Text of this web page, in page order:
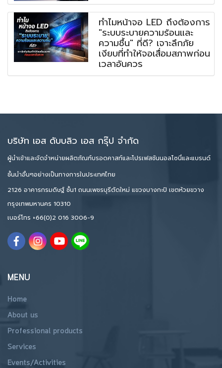
ทำไมหน้าจอ LED ถึงต้องการ
"ระบบระบายความร้อนและ
ความชื้น" ที่ดี? เจาะลึกภัย
เงียบที่ทำให้จอเสื่อมสภาพก่อน
เวลาอันควร
บริษัท เอส ดับบลิว เอส กรุ๊ป จำกัด
ผู้นำเข้าและจัดจำหน่ายผลิตภัณฑ์บรอดคาสท์และโปรเฟสชันนอลโซนี่และแบรนด์
ชั้นนำอื่นๆอย่างเป็นทางการในประเทศไทย
2126 อาคารกรมดิษฐ์ ชั้น1 ถนนเพชรบุรีตัดใหม่ แขวงบางกะปิ เขตห้วยขวาง
กรุงเทพมหานคร 10310
เบอร์โทร +66(0)2 016 3006-9
MENU
Home
About us
Professional products
Services
Events/Activities